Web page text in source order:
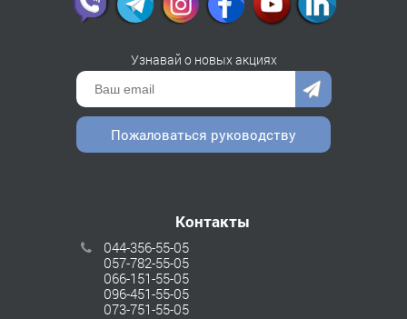
Узнавай о новых акциях
Пожаловаться руководству
Контакты
044-356-55-05
057-782-55-05
066-151-55-05
096-451-55-05
073-751-55-05